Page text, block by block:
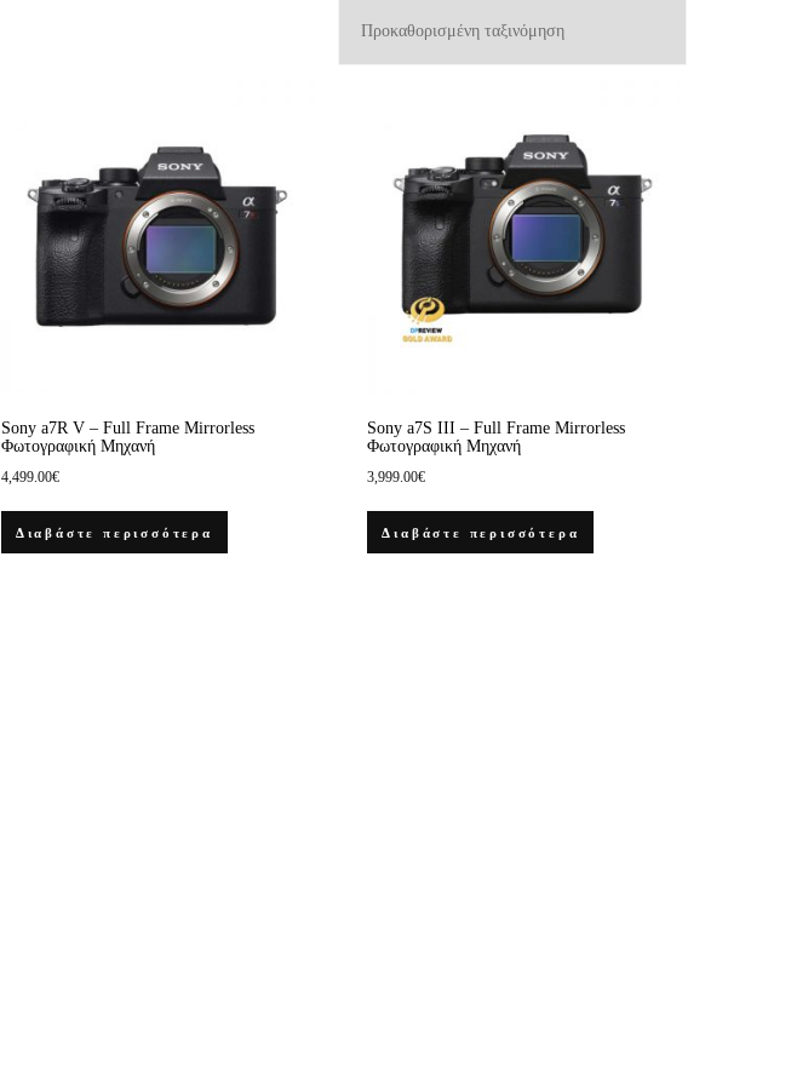
Sony a7R V – Full Frame Mirrorless
Φωτογραφική Μηχανή
4,499.00€
Διαβάστε περισσότερα
Sony a7S III – Full Frame Mirrorless
Φωτογραφική Μηχανή
3,999.00€
Διαβάστε περισσότερα